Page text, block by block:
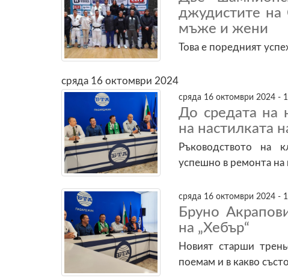
джудистите на
мъже и жени
Това е поредният
сряда 16 октомври 2024
сряда 16 октомври 2024 -
До средата на
на настилката
Ръководството на
успешно в ремонта на
сряда 16 октомври 2024 -
Бруно
на „Хебър“
Новият старши
поемам и в какво